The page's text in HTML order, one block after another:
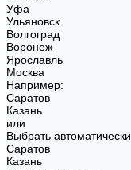
Уфа
Ульяновск
Волгоград
Воронеж
Ярославль
Москва
Например:
Саратов
Казань
или
Выбрать автоматически
Саратов
Казань